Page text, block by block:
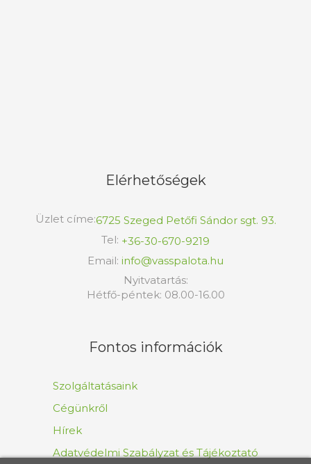
Elérhetőségek
Üzlet címe:6725 Szeged Petőfi Sándor sgt. 93.
Tel: +36-30-670-9219
Email: info@vasspalota.hu
Nyitvatartás:
Hétfő-péntek: 08.00-16.00
Fontos információk
Szolgáltatásaink
Cégünkről
Hírek
Adatvédelmi Szabályzat és Tájékoztató